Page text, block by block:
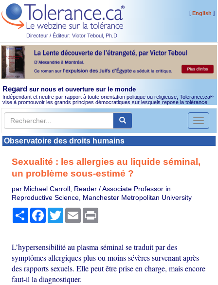
Directeur / Éditeur: Victor Teboul, Ph.D.
[English ]
Regard sur nous et ouverture sur le monde
Indépendant et neutre par rapport à toute orientation politique ou religieuse, Tolerance.ca®
vise à promouvoir les grands principes démocratiques sur lesquels repose la tolérance.
Toggle
Observatoire des droits humains
Sexualité : les allergies au liquide séminal,
un problème sous-estimé ?
par Michael Carroll, Reader / Associate Professor in
Reproductive Science, Manchester Metropolitan University
PartagerFacebook
TwitterEmail
L’hypersensibilité au plasma séminal se traduit par des
symptômes allergiques plus ou moins sévères survenant après
des rapports sexuels. Elle peut être prise en charge, mais encore
faut-il la diagnostiquer.